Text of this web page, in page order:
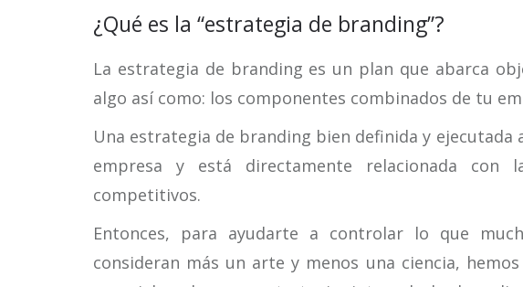
¿Qué es la “estrategia de branding”?
La estrategia de branding es un plan que abarca
algo así como: los componentes combinados de tu
Una estrategia de branding bien definida y ejecutada
empresa y está directamente relacionada con
competitivos.
Entonces, para ayudarte a controlar lo que
consideran más un arte y menos una ciencia,